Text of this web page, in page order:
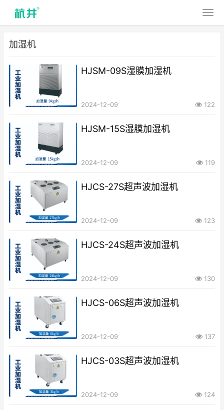
加湿机
HJSM-09S湿膜加湿机
2024-12-09 122
HJSM-15S湿膜加湿机
2024-12-09 119
HJCS-27S超声波加湿机
2024-12-09 123
HJCS-24S超声波加湿机
2024-12-09 130
HJCS-06S超声波加湿机
2024-12-09 137
HJCS-03S超声波加湿机
2024-12-09 124